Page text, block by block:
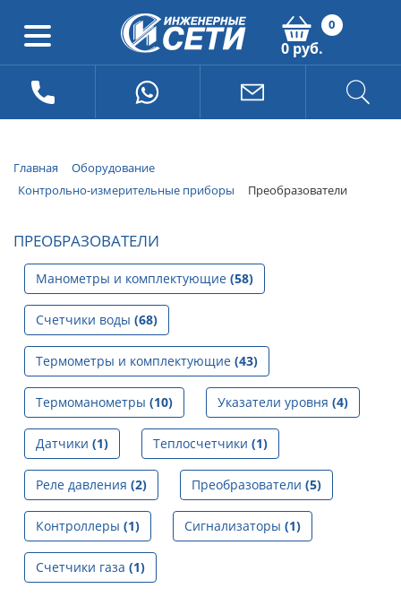
0
0 руб.
Главная
Оборудование
Контрольно-измерительные приборы
Преобразователи
ПРЕОБРАЗОВАТЕЛИ
Манометры и комплектующие (58)
Счетчики воды (68)
Термометры и комплектующие (43)
Термоманометры (10) Указатели уровня (4)
Датчики (1) Теплосчетчики (1)
Реле давления (2) Преобразователи (5)
Контроллеры (1) Сигнализаторы (1)
Счетчики газа (1)